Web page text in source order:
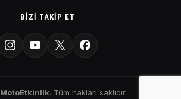
BIZI TAKIP ET
MotoEtkinlik. Tüm hakları saklıdır.